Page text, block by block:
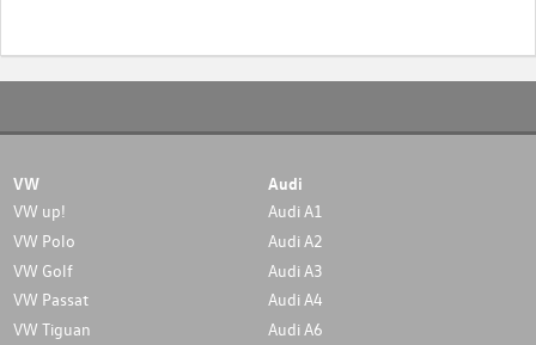
VW
VW up!
VW Polo
VW Golf
VW Passat
VW Tiguan
Audi
Audi A1
Audi A2
Audi A3
Audi A4
Audi A6